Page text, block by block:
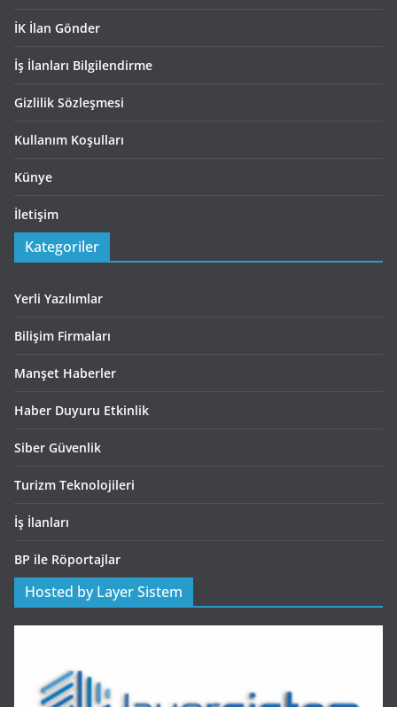
İK İlan Gönder
İş İlanları Bilgilendirme
Gizlilik Sözleşmesi
Kullanım Koşulları
Künye
İletişim
Kategoriler
Yerli Yazılımlar
Bilişim Firmaları
Manşet Haberler
Haber Duyuru Etkinlik
Siber Güvenlik
Turizm Teknolojileri
İş İlanları
BP ile Röportajlar
Hosted by Layer Sistem